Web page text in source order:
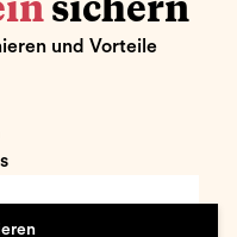
sichern
und Vorteile